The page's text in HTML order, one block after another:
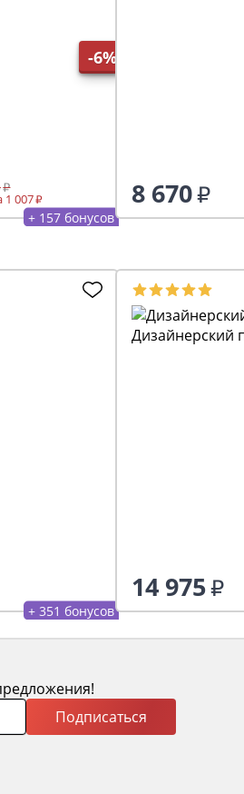
-6%
1 007
+ 157 бонусов
8 670
+ 351 бонусов
Дизайнерский
14 975
Подписаться